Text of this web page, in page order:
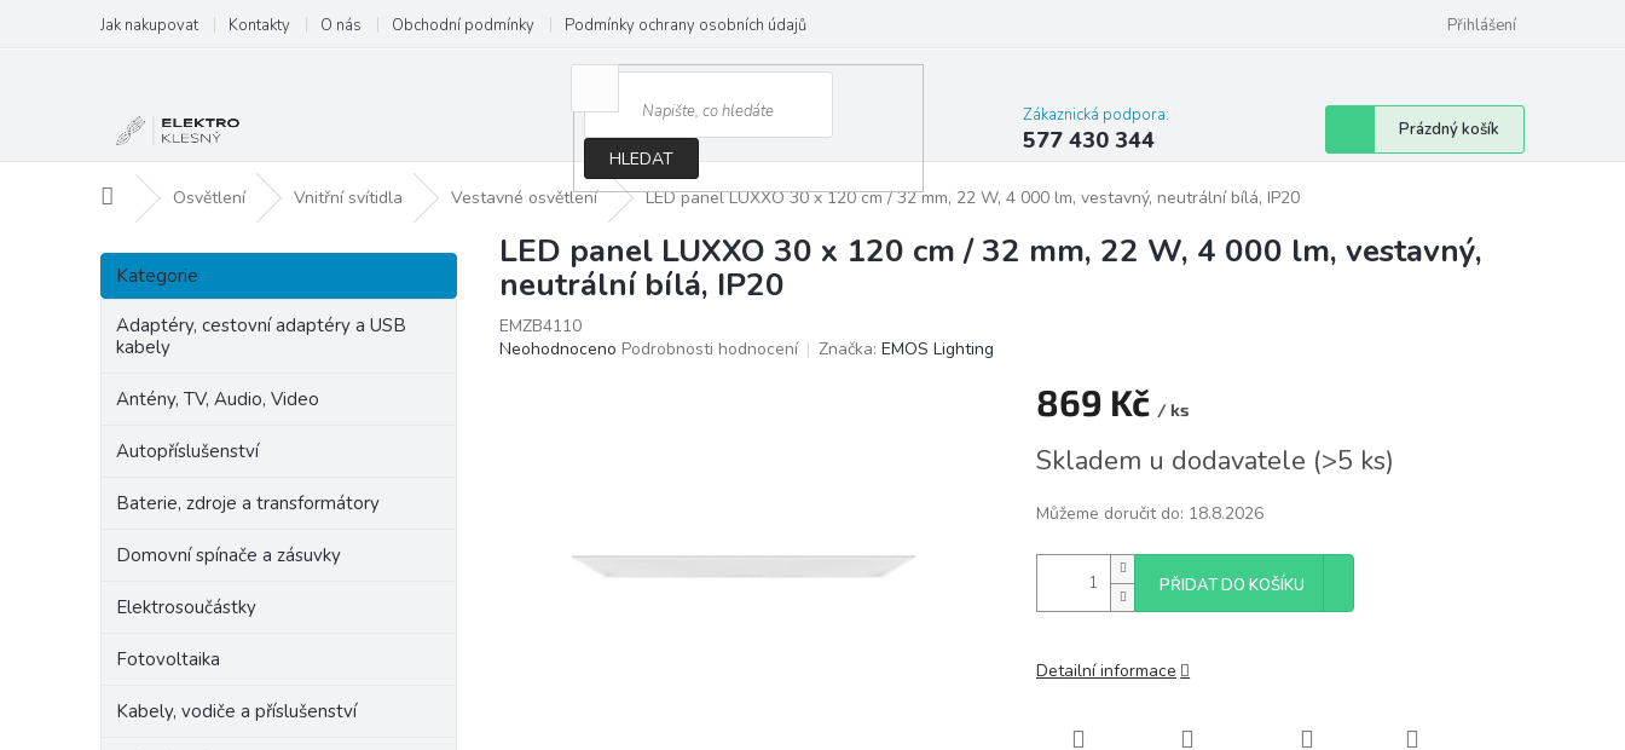
obsah
Jak nakupovat Kontakty O nás Obchodní podmínky Podmínky ochrany osobních údajů Přihlášení
HLEDAT
Zákaznická podpora:
577 430 344
Nákupní
košík
Prázdný košík
Domů Osvětlení Vnitřní svítidla Vestavné osvětlení LED panel LUXXO 30 x 120 cm / 32 mm, 22 W, 4 000 lm, vestavný, neutrální bílá, IP20
P
s
Přeskočit
kategorie
Kategorie
Adaptéry, cestovní adaptéry a USB
kabely
Antény, TV, Audio, Video
Autopříslušenství
Baterie, zdroje a transformátory
Domovní spínače a zásuvky
Elektrosoučástky
Fotovoltaika
Kabely, vodiče a příslušenství
LED panel LUXXO 30 x 120 cm / 32 mm, 22 W, 4 000 lm, vestavný,
neutrální bílá, IP20
EMZB4110
Průměrné
Neohodnoceno Podrobnosti hodnocení Značka: EMOS Lighting
869 Kč / ks
cena:
Skladem u dodavatele (>5 ks)
Můžeme doručit do: 18.8.2026
PŘIDAT DO KOŠÍKU
Detailní informace